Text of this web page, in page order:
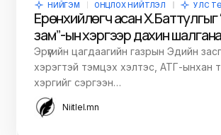
НИЙГЭМ ОНЦЛОХ НИЙТЛЭЛ УЛС
Ерөнхийлөгч асан
зам”-ын хэргээр дахин шалгана
Эрүүгийн цагдаагийн газрын Эдийн
хэрэгтэй тэмцэх хэлтэс, АТГ-ынхан
хэргийг сэргээн…
Niitlel.mn